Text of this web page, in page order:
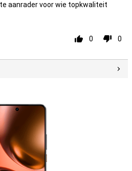
aanrader voor wie topkwaliteit
0 0